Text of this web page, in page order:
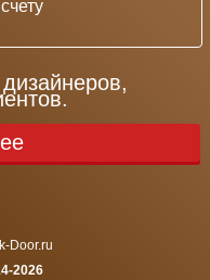
Door.ru
2026